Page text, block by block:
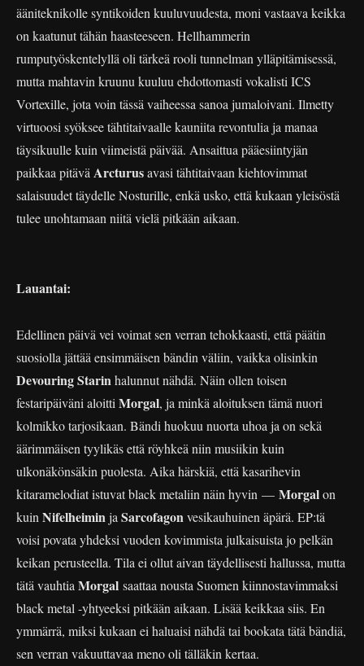
ääniteknikolle syntikoiden kuuluvuudesta, moni vastaava keikka
on kaatunut tähän haasteeseen. Hellhammerin
rumputyöskentelyllä oli tärkeä rooli tunnelman ylläpitämisessä,
mutta mahtavin kruunu kuuluu ehdottomasti vokalisti ICS
Vortexille, jota voin tässä vaiheessa sanoa jumaloivani. Ilmetty
virtuoosi syöksee tähtitaivaalle kauniita revontulia ja manaa
täysikuulle kuin viimeistä päivää. Ansaittua pääesiintyjän
paikkaa pitäväArcturusavasi tähtitaivaan kiehtovimmat
salaisuudet täydelle Nosturille, enkä usko, että kukaan yleisöstä
tulee unohtamaan niitä vielä pitkään aikaan.
Lauantai:
Edellinen päivä vei voimat sen verran tehokkaasti, että päätin
suosiolla jättää ensimmäisen bändin väliin, vaikka olisinkin
Devouring Starinhalunnut nähdä. Näin ollen toisen
festaripäiväni aloittiMorgal, ja minkä aloituksen tämä nuori
kolmikko tarjosikaan. Bändi huokuu nuorta uhoa ja on sekä
äärimmäisen tyylikäs että röyhkeä niin musiikin kuin
ulkonäkönsäkin puolesta. Aika härskiä, että kasarihevin
kitaramelodiat istuvat black metaliin näin hyvin — Morgalon
kuinNifelheiminjaSarcofagonvesikauhuinen äpärä. EP:tä
voisi povata yhdeksi vuoden kovimmista julkaisuista jo pelkän
keikan perusteella. Tila ei ollut aivan täydellisesti hallussa, mutta
tätä vauhtiaMorgal saattaa nousta Suomen kiinnostavimmaksi
black metal -yhtyeeksi pitkään aikaan. Lisää keikkaa siis. En
ymmärrä, miksi kukaan ei haluaisi nähdä tai bookata tätä bändiä,
sen verran vakuuttavaa meno oli tälläkin kertaa.